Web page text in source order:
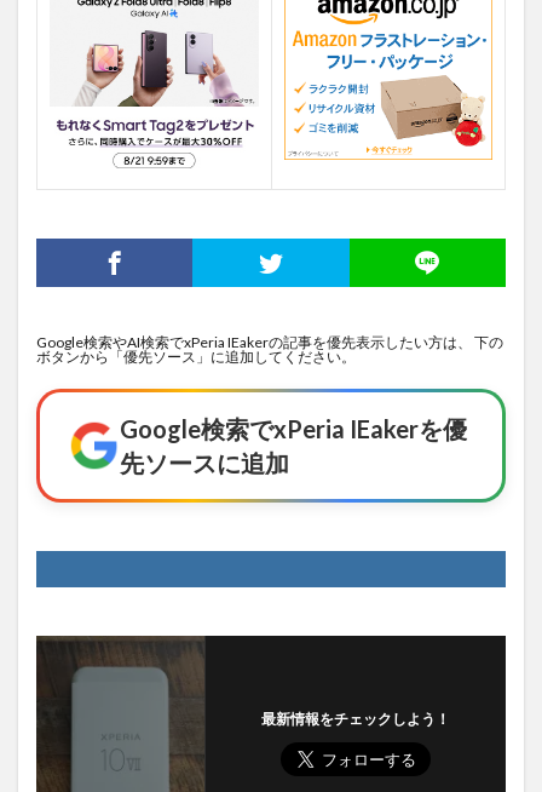
Google検索やAI検索でxPeria IEakerの記事を優先表示したい方は、 下の
ボタンから「優先ソース」に追加してください。
Google検索でxPeria IEakerを優
先ソースに追加
最新情報をチェックしよう！